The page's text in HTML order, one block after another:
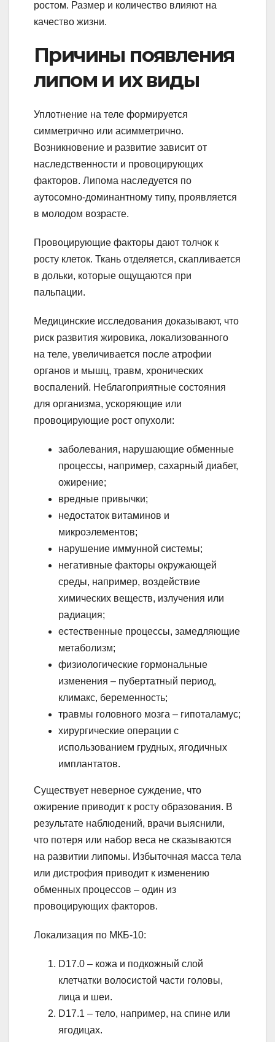
ростом. Размер и количество влияют на
качество жизни.
Причины появления
липом и их виды
Уплотнение на теле формируется
симметрично или асимметрично.
Возникновение и развитие зависит от
наследственности и провоцирующих
факторов. Липома наследуется по
аутосомно-доминантному типу, проявляется
в молодом возрасте.
Провоцирующие факторы дают толчок к
росту клеток. Ткань отделяется, скапливается
в дольки, которые ощущаются при
пальпации.
Медицинские исследования доказывают, что
риск развития жировика, локализованного
на теле, увеличивается после атрофии
органов и мышц, травм, хронических
воспалений. Неблагоприятные состояния
для организма, ускоряющие или
провоцирующие рост опухоли:
заболевания, нарушающие обменные
процессы, например, сахарный диабет,
ожирение;
вредные привычки;
недостаток витаминов и
микроэлементов;
нарушение иммунной системы;
негативные факторы окружающей
среды, например, воздействие
химических веществ, излучения или
радиация;
естественные процессы, замедляющие
метаболизм;
физиологические гормональные
изменения – пубертатный период,
климакс, беременность;
травмы головного мозга – гипоталамус;
хирургические операции с
использованием грудных, ягодичных
имплантатов.
Существует неверное суждение, что
ожирение приводит к росту образования. В
результате наблюдений, врачи выяснили,
что потеря или набор веса не сказываются
на развитии липомы. Избыточная масса тела
или дистрофия приводит к изменению
обменных процессов – один из
провоцирующих факторов.
Локализация по МКБ-10:
D17.0 – кожа и подкожный слой
клетчатки волосистой части головы,
лица и шеи.
D17.1 – тело, например, на спине или
ягодицах.